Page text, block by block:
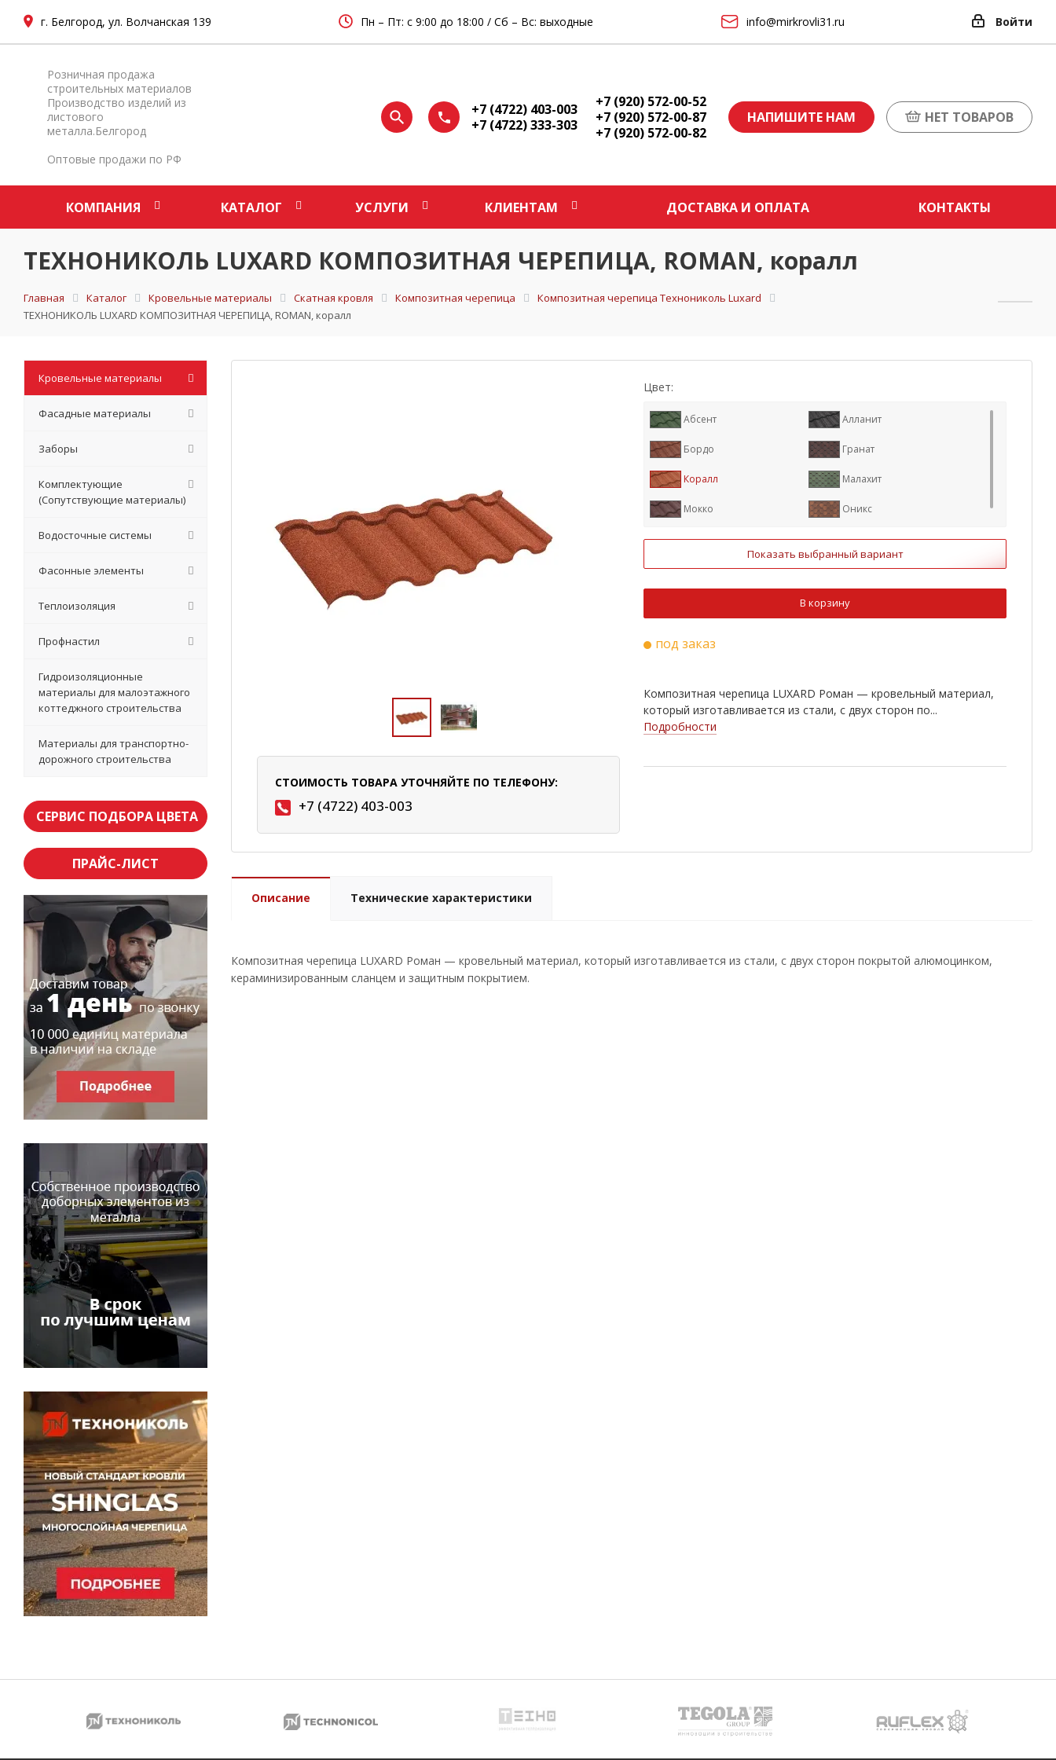
г. Белгород, ул. Волчанская 139 Пн – Пт: с 9:00 до 18:00 / Сб – Вс: выходные info@mirkrovli31.ru Войти
Розничная продажа
строительных материалов
Производство изделий из
листового
металла.Белгород
Оптовые продажи по РФ
+7 (4722) 403-003
+7 (4722) 333-303
+7 (920) 572-00-52
+7 (920) 572-00-87
+7 (920) 572-00-82
НАПИШИТЕ НАМ НЕТ ТОВАРОВ
КОМПАНИЯ КАТАЛОГ УСЛУГИ КЛИЕНТАМ ДОСТАВКА И ОПЛАТА КОНТАКТЫ
ТЕХНОНИКОЛЬ LUXARD КОМПОЗИТНАЯ ЧЕРЕПИЦА, ROMAN, коралл
Главная Каталог Кровельные материалы Скатная кровля Композитная черепица
Композитная черепица Технониколь Luxard
ТЕХНОНИКОЛЬ LUXARD КОМПОЗИТНАЯ ЧЕРЕПИЦА, ROMAN, коралл
СТОИМОСТЬ ТОВАРА УТОЧНЯЙТЕ ПО ТЕЛЕФОНУ:
+7 (4722) 403-003
Цвет:
Абсент Алланит
Бордо Гранат
Коралл Малахит
Мокко Оникс
Показать выбранный вариант
В корзину
под заказ
Композитная черепица LUXARD Роман — кровельный материал,
который изготавливается из стали, с двух сторон по...
Подробности
Описание Технические характеристики
Композитная черепица LUXARD Роман — кровельный материал, который изготавливается из стали, с двух сторон покрытой алюмоцинком,
кераминизированным сланцем и защитным покрытием.
Кровельные материалы
Фасадные материалы
Заборы
Комплектующие
(Сопутствующие материалы)
Водосточные системы
Фасонные элементы
Теплоизоляция
Профнастил
Гидроизоляционные
материалы для малоэтажного
коттеджного строительства
Материалы для транспортно-
дорожного строительства
СЕРВИС ПОДБОРА ЦВЕТА
ПРАЙС-ЛИСТ